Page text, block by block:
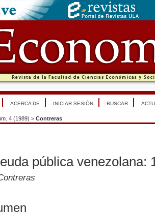
ACERCA DE INICIAR SESIÓN BUSCAR
4 (1989) > Contreras
pública venezolana: